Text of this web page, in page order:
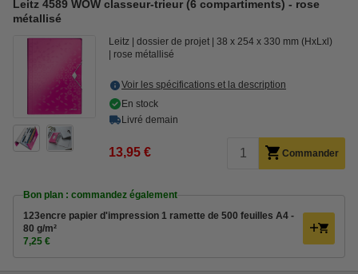
Leitz 4589 WOW classeur-trieur (6 compartiments) - rose
métallisé
Leitz dossier de projet
38 x 254 x 330 mm (HxLxl)
rose métallisé
Voir les spécifications et la description
En stock
Livré demain
13,95 € Commander
Bon plan : commandez également
123encre papier d'impression 1 ramette de 500 feuilles A4 -
80 g/m²
7,25 €